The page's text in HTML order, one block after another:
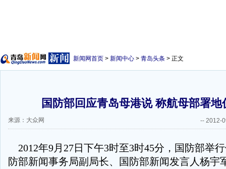
新闻网首页 > 新闻中心 > 青岛头条 > 正文
国防部回应青岛母港说 称航母部署地
来源：大众网 -- 2012-
2012年9月27日下午3时至3时45分，国防部举
防部新闻事务局副局长、国防部新闻发言人杨宇